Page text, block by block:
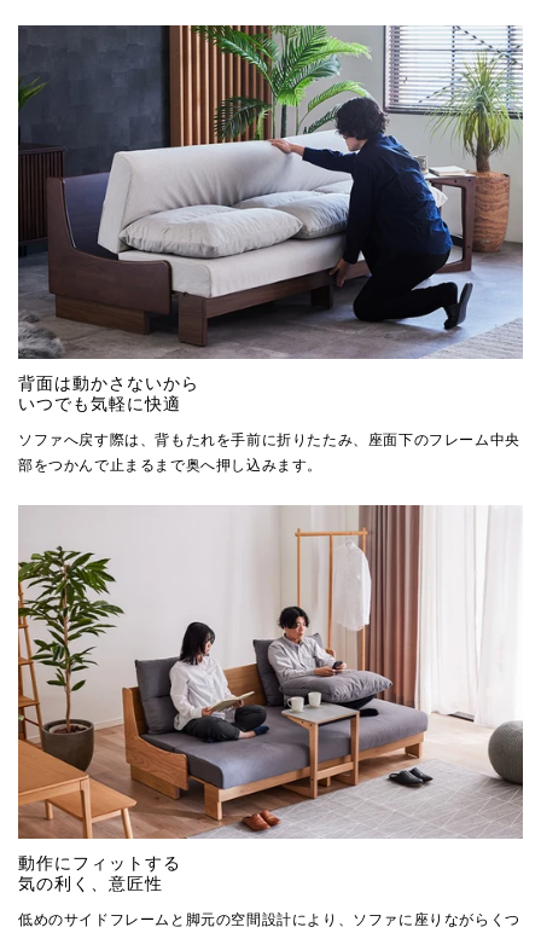
背面は動かさないから
いつでも気軽に快適
ソファへ戻す際は、背もたれを手前に折りたたみ、座面下のフレーム中央
部をつかんで止まるまで奥へ押し込みます。
動作にフィットする
気の利く、意匠性
低めのサイドフレームと脚元の空間設計により、ソファに座りながらくつ